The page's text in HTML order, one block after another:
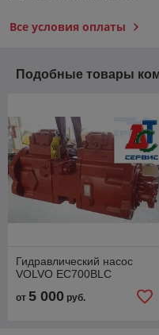
Все условия оплаты
Подобные товары
Гидравлический насос
VOLVO EC700BLC
от 5 000 руб.